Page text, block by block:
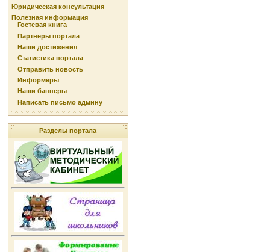
Юридическая консультация
Полезная информация
Гостевая книга
Партнёры портала
Наши достижения
Статистика портала
Отправить новость
Информеры
Наши баннеры
Написать письмо админу
Разделы портала